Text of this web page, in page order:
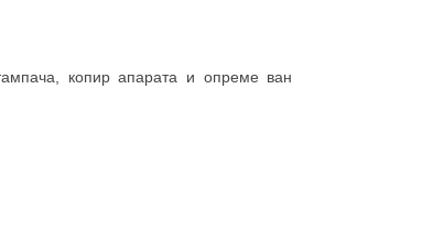
копир апарата и опреме ван